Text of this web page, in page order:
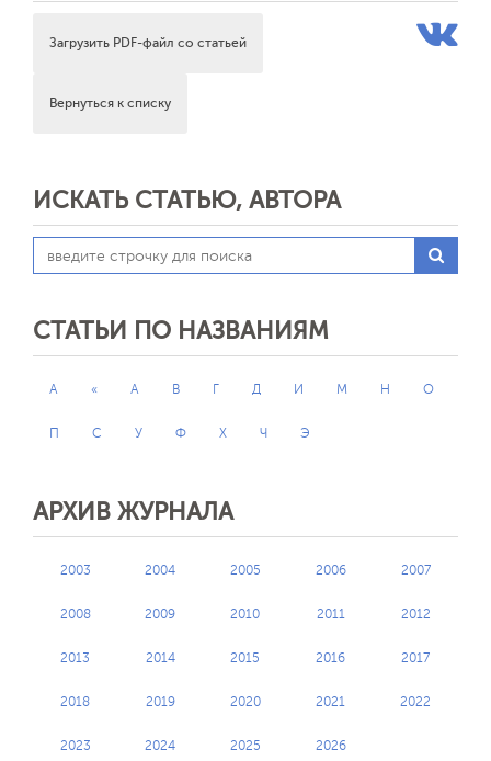
Загрузить PDF-файл со статьей
Вернуться к списку
ИСКАТЬ СТАТЬЮ, АВТОРА
СТАТЬИ ПО НАЗВАНИЯМ
A « А В Г Д И М Н О
П С У Ф Х Ч Э
АРХИВ ЖУРНАЛА
2003 2004 2005 2006 2007
2008 2009 2010 2011 2012
2013 2014 2015 2016 2017
2018 2019 2020 2021 2022
2023 2024 2025 2026